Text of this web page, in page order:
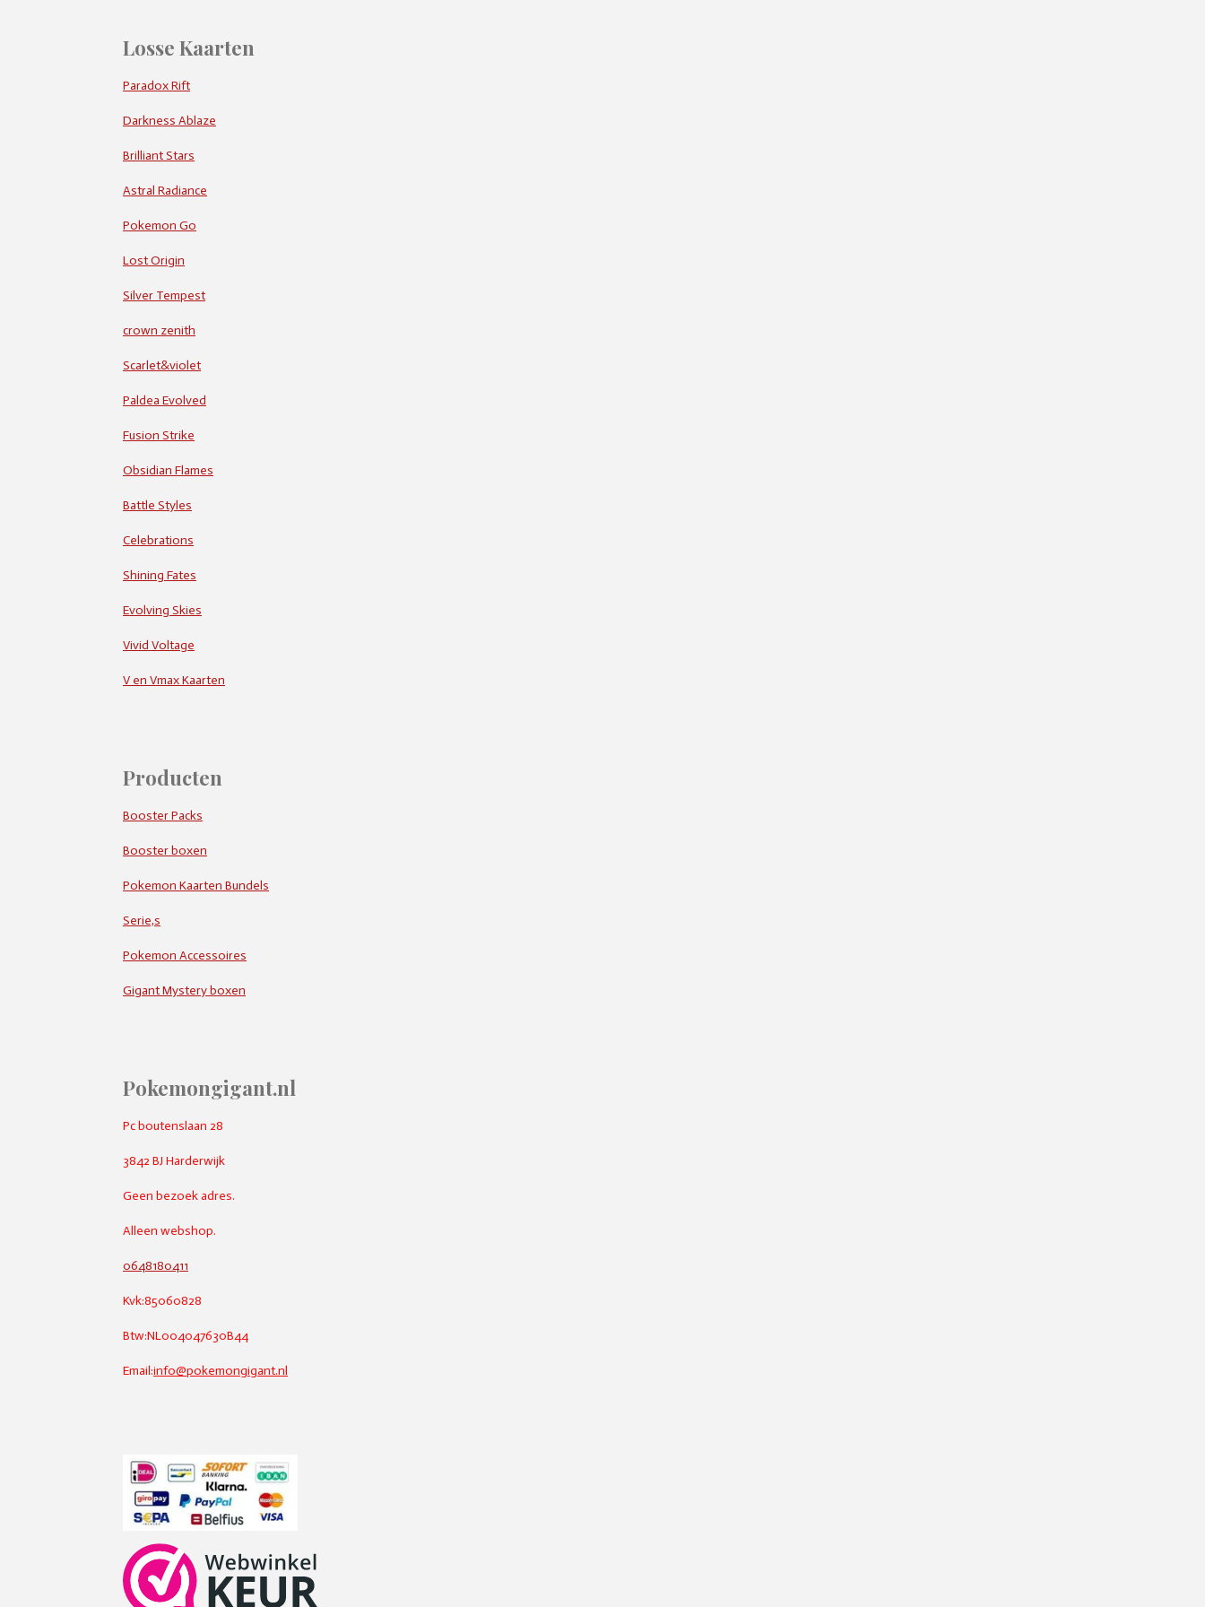
Losse Kaarten
Paradox Rift
Darkness Ablaze
Brilliant Stars
Astral Radiance
Pokemon Go
Lost Origin
Silver Tempest
crown zenith
Scarlet&violet
Paldea Evolved
Fusion Strike
Obsidian Flames
Battle Styles
Celebrations
Shining Fates
Evolving Skies
Vivid Voltage
V en Vmax Kaarten
Producten
Booster Packs
Booster boxen
Pokemon Kaarten Bundels
Serie,s
Pokemon Accessoires
Gigant Mystery boxen
Pokemongigant.nl
Pc boutenslaan 28
3842 BJ Harderwijk
Geen bezoek adres.
Alleen webshop.
0648180411
Kvk:85060828
Btw:NL004047630B44
Email:info@pokemongigant.nl